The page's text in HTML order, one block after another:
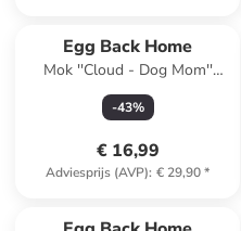
Egg Back Home
Mok ''Cloud - Dog Mom''
lichtblauw - 500 ml
-43%
€ 16,99
Adviesprijs (AVP): € 29,90*